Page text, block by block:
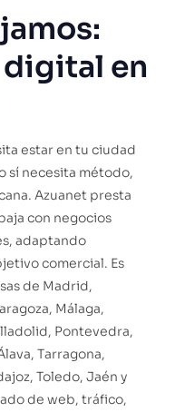
en
estar en tu ciudad
sí necesita método,
Azuanet presta
con negocios
adaptando
comercial. Es
de Madrid,
Málaga,
Pontevedra,
Tarragona,
Toledo, Jaén y
de web, tráfico,